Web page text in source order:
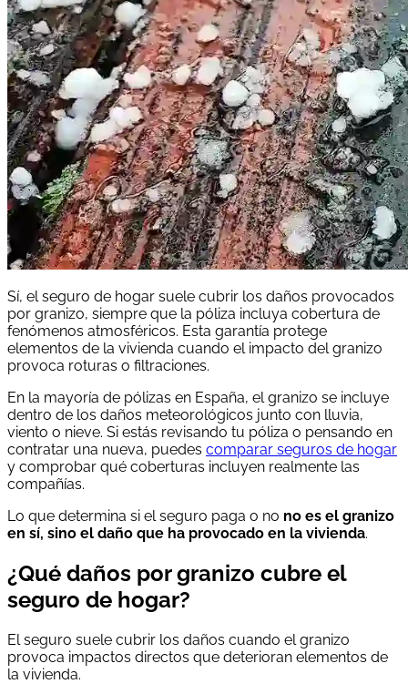
Sí, el seguro de hogar suele cubrir los daños provocados
por granizo, siempre que la póliza incluya cobertura de
fenómenos atmosféricos. Esta garantía protege
elementos de la vivienda cuando el impacto del granizo
provoca roturas o filtraciones.
En la mayoría de pólizas en España, el granizo se incluye
dentro de los daños meteorológicos junto con lluvia,
viento o nieve. Si estás revisando tu póliza o pensando en
contratar una nueva, puedes comparar seguros de hogar
y comprobar qué coberturas incluyen realmente las
compañías.
Lo que determina si el seguro paga o no no es el granizo
en sí, sino el daño que ha provocado en la vivienda.
¿Qué daños por granizo cubre el
seguro de hogar?
El seguro suele cubrir los daños cuando el granizo
provoca impactos directos que deterioran elementos de
la vivienda.